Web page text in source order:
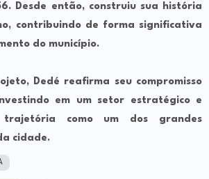
Desde então, construiu sua história
contribuindo de forma significativa
do município.
Dedé reafirma seu compromisso
em um setor estratégico e
como um dos grandes
cidade.